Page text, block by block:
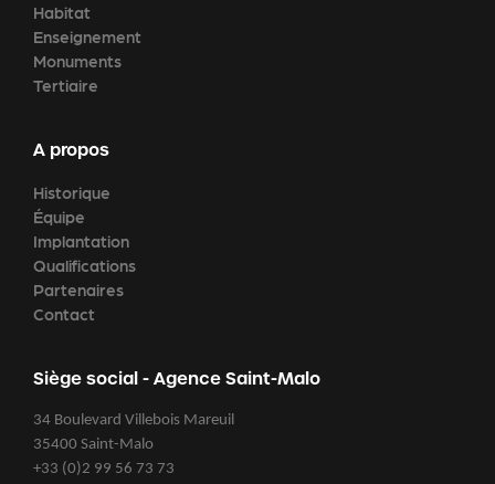
Habitat
Enseignement
Monuments
Tertiaire
A propos
Historique
Équipe
Implantation
Qualifications
Partenaires
Contact
Siège social - Agence Saint-Malo
34 Boulevard Villebois Mareuil
35400 Saint-Malo
+33 (0)2 99 56 73 73